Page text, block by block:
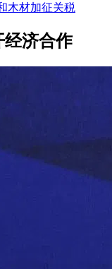
木材加征关税
经济合作